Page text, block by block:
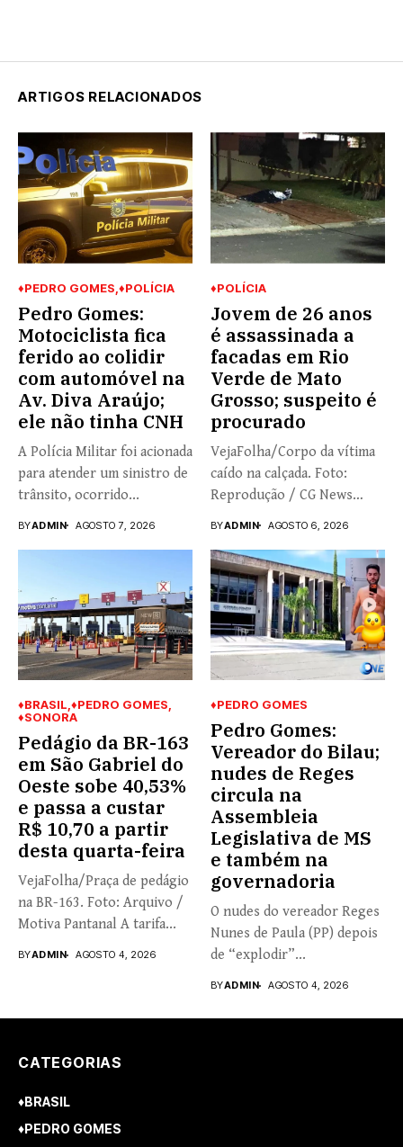
ARTIGOS RELACIONADOS
♦PEDRO GOMES ♦POLÍCIA
Pedro Gomes:
Motociclista fica
ferido ao colidir
com automóvel na
Av. Diva Araújo;
ele não tinha CNH
A Polícia Militar foi acionada
para atender um sinistro de
trânsito, ocorrido...
BYADMIN AGOSTO 7, 2026
♦POLÍCIA
Jovem de 26 anos
é assassinada a
facadas em Rio
Verde de Mato
Grosso; suspeito é
procurado
VejaFolha/Corpo da vítima
caído na calçada. Foto:
Reprodução / CG News
BYADMIN AGOSTO 6, 2026
♦BRASIL ♦PEDRO GOMES
♦SONORA
Pedágio da BR-163
em São Gabriel do
Oeste sobe 40,53%
e passa a custar
R$ 10,70 a partir
desta quarta-feira
VejaFolha/Praça de pedágio
na BR-163. Foto: Arquivo /
Motiva Pantanal A tarifa...
BYADMIN AGOSTO 4, 2026
♦PEDRO GOMES
Pedro Gomes:
Vereador do Bilau;
nudes de Reges
circula na
Assembleia
Legislativa de MS
e também na
governadoria
O nudes do vereador Reges
Nunes de Paula (PP) depois
de “explodir”...
BYADMIN AGOSTO 4, 2026
CATEGORIAS
♦BRASIL
♦PEDRO GOMES